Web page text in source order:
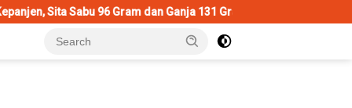
96 Gram dan Ganja 131 Gram Wujud Polisi Humanis,